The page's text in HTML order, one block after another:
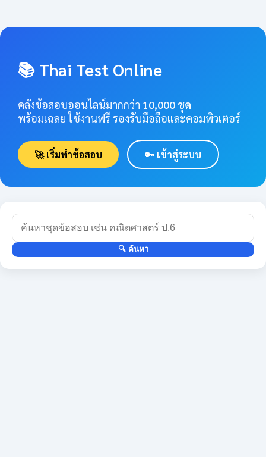
📚 Thai Test Online
คลังข้อสอบออนไลน์มากกว่า 10,000 ชุด
พร้อมเฉลย ใช้งานฟรี รองรับมือถือและคอมพิวเตอร์
🚀 เริ่มทำข้อสอบ 🔑 เข้าสู่ระบบ
🔍 ค้นหา